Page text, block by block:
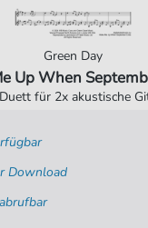
Green Day
Up When
für 2x akustische
Download